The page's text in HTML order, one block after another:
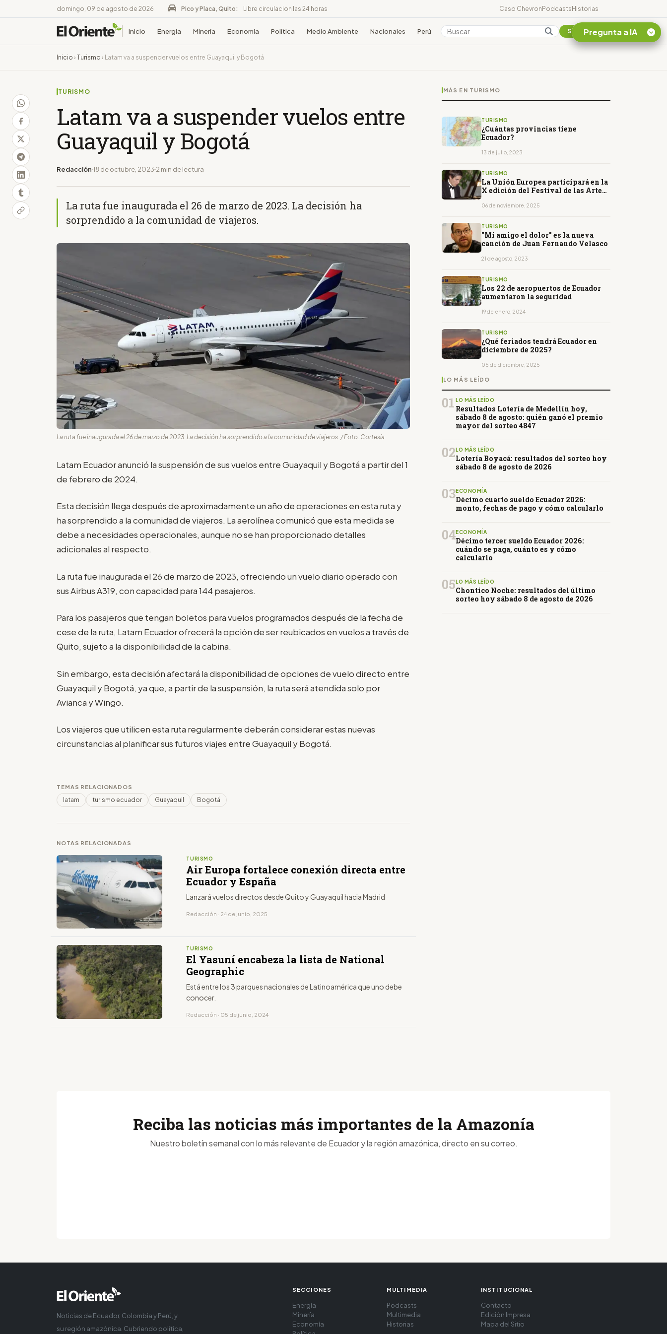
domingo, 09 de agosto de 2026 Pico y Placa, Quito: Libre circulacion las 24 horas Caso ChevronPodcastsHistorias
Inicio Energía Minería Economía Política Medio Ambiente Nacionales Perú Colombia Suscribirse
Inicio › Turismo › Latam va a suspender vuelos entre Guayaquil y Bogotá
TURISMO
Latam va a suspender vuelos entre
Guayaquil y Bogotá
Redacción 18 de octubre, 2023 2 min de lectura
La ruta fue inaugurada el 26 de marzo de 2023. La decisión ha
sorprendido a la comunidad de viajeros.
La ruta fue inaugurada el 26 de marzo de 2023. La decisión ha sorprendido a la comunidad de viajeros. / Foto: Cortesía
Latam Ecuador anunció la suspensión de sus vuelos entre Guayaquil y Bogotá a partir del 1
de febrero de 2024.
Esta decisión llega después de aproximadamente un año de operaciones en esta ruta y
ha sorprendido a la comunidad de viajeros. La aerolínea comunicó que esta medida se
debe a necesidades operacionales, aunque no se han proporcionado detalles
adicionales al respecto.
La ruta fue inaugurada el 26 de marzo de 2023, ofreciendo un vuelo diario operado con
sus Airbus A319, con capacidad para 144 pasajeros.
Para los pasajeros que tengan boletos para vuelos programados después de la fecha de
cese de la ruta, Latam Ecuador ofrecerá la opción de ser reubicados en vuelos a través de
Quito, sujeto a la disponibilidad de la cabina.
Sin embargo, esta decisión afectará la disponibilidad de opciones de vuelo directo entre
Guayaquil y Bogotá, ya que, a partir de la suspensión, la ruta será atendida solo por
Avianca y Wingo.
Los viajeros que utilicen esta ruta regularmente deberán considerar estas nuevas
circunstancias al planificar sus futuros viajes entre Guayaquil y Bogotá.
TEMAS RELACIONADOS
latam turismo ecuador Guayaquil Bogotá
NOTAS RELACIONADAS
TURISMO
Air Europa fortalece conexión directa entre
Ecuador y España
Lanzará vuelos directos desde Quito y Guayaquil hacia Madrid
Redacción · 24 de junio, 2025
TURISMO
El Yasuní encabeza la lista de National
Geographic
Está entre los 3 parques nacionales de Latinoamérica que uno debe
conocer.
Redacción · 05 de junio, 2024
MÁS EN TURISMO
TURISMO
¿Cuántas provincias tiene
Ecuador?
13 de julio, 2023
TURISMO
La Unión Europea participará en la
X edición del Festival de las Artes
06 de noviembre, 2025
TURISMO
"Mi amigo el dolor" es la nueva
canción de Juan Fernando Velasco
21 de agosto, 2023
TURISMO
Los 22 de aeropuertos de Ecuador
aumentaron la seguridad
19 de enero, 2024
TURISMO
¿Qué feriados tendrá Ecuador en
diciembre de 2025?
05 de diciembre, 2025
LO MÁS LEÍDO
01 LO MÁS LEÍDO
Resultados Lotería de Medellín hoy,
sábado 8 de agosto: quién ganó el premio
mayor del sorteo 4847
02 LO MÁS LEÍDO
Lotería Boyacá: resultados del sorteo hoy
sábado 8 de agosto de 2026
03ECONOMÍA
Décimo cuarto sueldo Ecuador 2026:
monto, fechas de pago y cómo calcularlo
04ECONOMÍA
Décimo tercer sueldo Ecuador 2026:
cuándo se paga, cuánto es y cómo
calcularlo
05 LO MÁS LEÍDO
Chontico Noche: resultados del último
sorteo hoy sábado 8 de agosto de 2026
Pregunta a IA
Reciba las noticias más importantes de la Amazonía
Nuestro boletín semanal con lo más relevante de Ecuador y la región amazónica, directo en su correo.
Noticias de Ecuador, Colombia y Perú, y
su región amazónica. Cubriendo política,
SECCIONES
Energía
Minería
Economía
MULTIMEDIA
Podcasts
Multimedia
Historias
INSTITUCIONAL
Contacto
Edición Impresa
Mapa del Sitio